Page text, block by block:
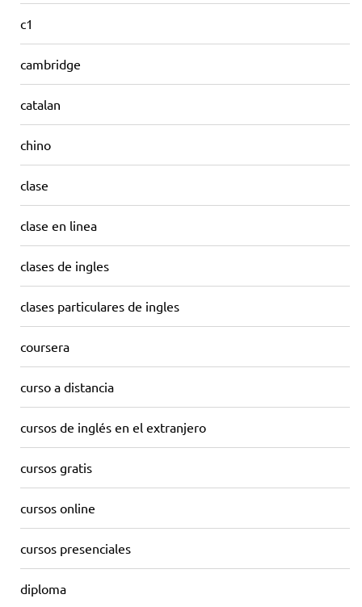
c1
cambridge
catalan
chino
clase
clase en linea
clases de ingles
clases particulares de ingles
coursera
curso a distancia
cursos de inglés en el extranjero
cursos gratis
cursos online
cursos presenciales
diploma